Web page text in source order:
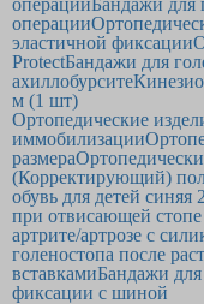
операции
эластичной фиксации
ProtectБандажи для
ахиллобурсите
м (1 шт)
Ортопедические
иммобилизации
размера
(Корректирующий)
обувь для детей синяя
при отвисающей
артрите/артрозе с
голеностопа после
вставкамиБандажи для
фиксации с шиной